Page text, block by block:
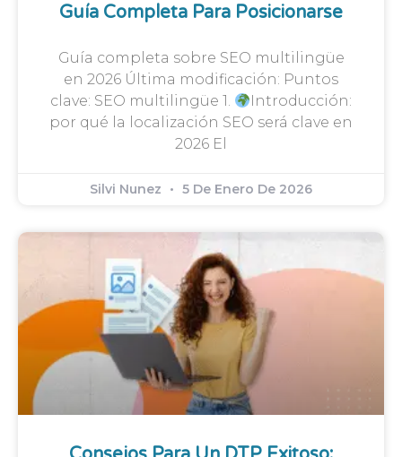
Guía Completa Para Posicionarse
Guía completa sobre SEO multilingüe
en 2026 Última modificación: Puntos
clave: SEO multilingüe 1.
Introducción:
por qué la localización SEO será clave en
2026 El
Silvi Nunez 5 De Enero De 2026